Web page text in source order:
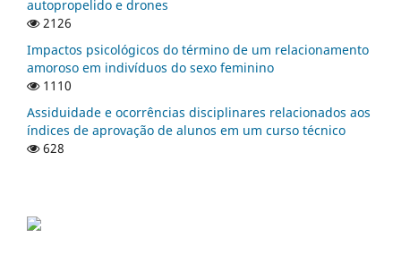
autopropelido e drones
2126
Impactos psicológicos do término de um relacionamento
amoroso em indivíduos do sexo feminino
1110
Assiduidade e ocorrências disciplinares relacionados aos
índices de aprovação de alunos em um curso técnico
628